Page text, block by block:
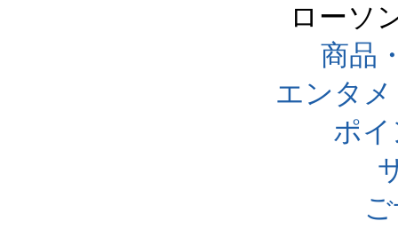
ローソ
商品
エンタ
ポ